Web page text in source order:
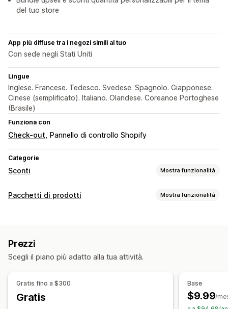
del tuo store
App più diffuse tra i negozi simili al tuo
Con sede negli Stati Uniti
Lingue
Inglese. Francese. Tedesco. Svedese. Spagnolo. Giapponese.
Cinese (semplificato). Italiano. Olandese. Coreanoe Portoghese
(Brasile)
Funziona con
Check-out Pannello di controllo Shopify
Categorie
Sconti Mostra funzionalità
Tipo di sconto
Sconti sul carrello
Sconti di upselling
Gestione sconti
Segmentazione
Pacchetti di prodotti Mostra funzionalità
Pacchetti di upselling
Prodotti digitali Pacchetti personalizzati
Sconti sui volumi
Prezzi
Scegli il piano più adatto alla tua attività.
Gratis fino a $300
Gratis
Base
$9.99/